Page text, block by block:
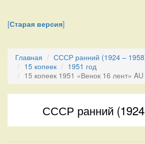
[Старая версия]
Главная СССР ранний (1924 –
15 копеек
1951 год
15 копеек 1951 «Венок 16 лент» AU
СССР ранний